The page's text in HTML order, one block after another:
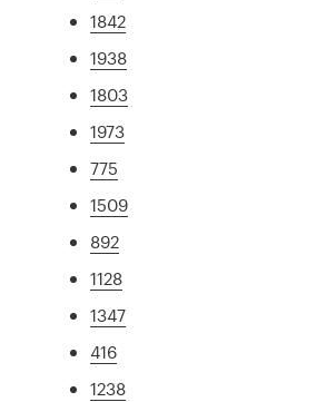
1842
1938
1803
1973
775
1509
892
1128
1347
416
1238